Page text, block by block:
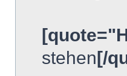
stehen[/